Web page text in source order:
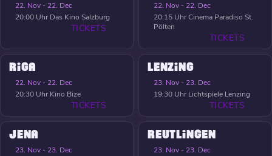
22. Nov - 22. Dec
20:00 Uhr Das Kino Salzburg
TICKETS
22. Nov - 22. Dec
20:15 UhrCinema Paradiso St.
Pölten
TICKETS
RIGA
22. Nov - 22. Dec
20:30 Uhr Kino Bize
TICKETS
LENZING
23. Nov - 23. Dec
19:30 Uhr Lichtspiele Lenzing
TICKETS
JENA
23. Nov - 23. Dec
REUTLINGEN
23. Nov - 23. Dec